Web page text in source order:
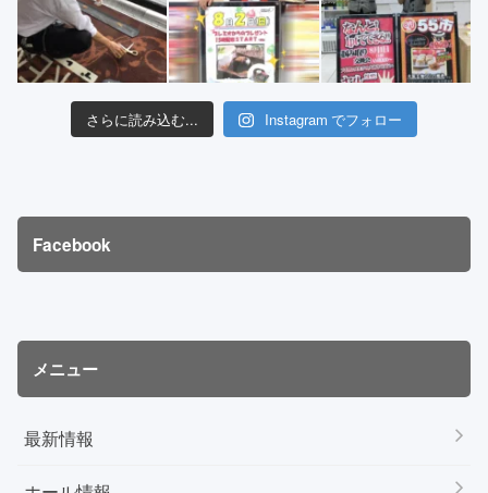
さらに読み込む... Instagram でフォロー
Facebook
メニュー
最新情報